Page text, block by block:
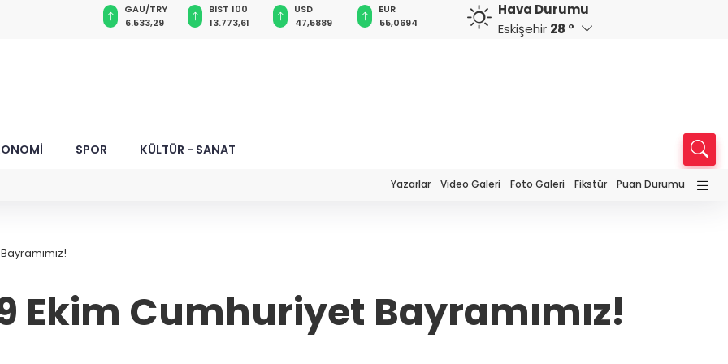
BIST 100
13.773,61
USD
47,5889
EUR
55,0694
GBP
64,2253
CHF
58,7808
CAD
33,9921
Hava Durumu
Eskişehir 28 °
SPOR KÜLTÜR - SANAT
Yazarlar Video Galeri Foto Galeri Fikstür Puan Durumu
Ekim Cumhuriyet Bayramımız!